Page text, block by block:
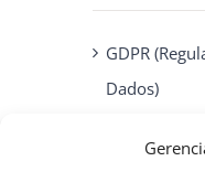
GDPR
Dados)
ePrivacy